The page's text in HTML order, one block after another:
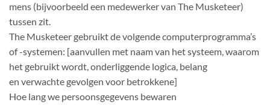
mens (bijvoorbeeld een medewerker van The Musketeer)
tussen zit.
The Musketeer gebruikt de volgende computerprogramma’s
of -systemen: [aanvullen met naam van het systeem, waarom
het gebruikt wordt, onderliggende logica, belang
en verwachte gevolgen voor betrokkene]
Hoe lang we persoonsgegevens bewaren